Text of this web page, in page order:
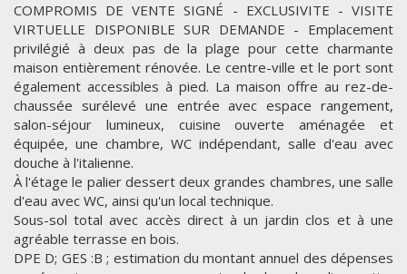
CLIQUER ICI POUR AGRANDIR
COMPROMIS DE VENTE SIGNÉ - EXCLUSIVITE - VISITE
VIRTUELLE DISPONIBLE SUR DEMANDE - Emplacement
privilégié à deux pas de la plage pour cette charmante
maison entièrement rénovée. Le centre-ville et le port sont
également accessibles à pied. La maison offre au rez-de-
chaussée surélevé une entrée avec espace rangement,
salon-séjour lumineux, cuisine ouverte aménagée et
équipée, une chambre, WC indépendant, salle d'eau avec
douche à l'italienne.
À l'étage le palier dessert deux grandes chambres, une salle
d'eau avec WC, ainsi qu'un local technique.
Sous-sol total avec accès direct à un jardin clos et à une
agréable terrasse en bois.
DPE D; GES :B ; estimation du montant annuel des dépenses